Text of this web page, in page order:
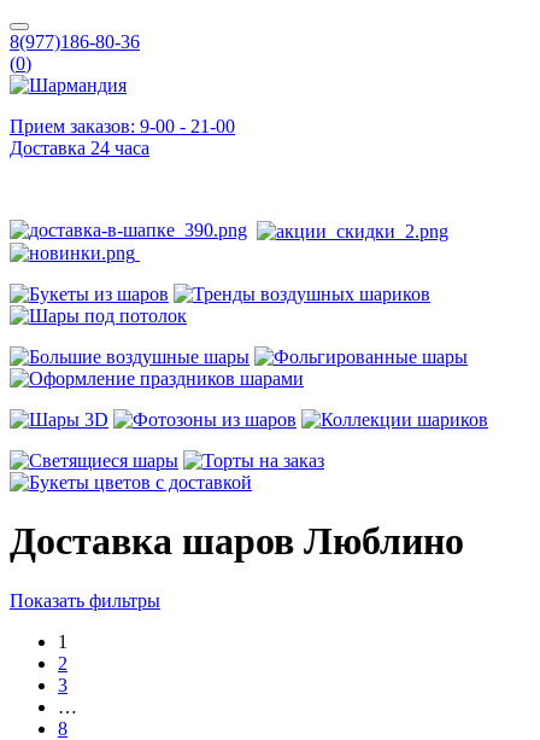
8(977)186-80-36
(0)
Прием заказов: 9-00 - 21-00
Доставка 24 часа
Доставка шаров Люблино
Показать фильтры
1
2
3
…
8